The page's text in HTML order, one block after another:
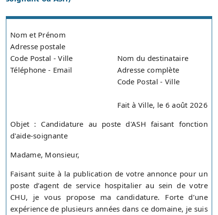
Nom et Prénom
Adresse postale
Code Postal - Ville
Téléphone - Email
Nom du destinataire
Adresse complète
Code Postal - Ville
Fait à Ville, le 6 août 2026
Objet : Candidature au poste d'ASH faisant fonction
d'aide-soignante
Madame, Monsieur,
Faisant suite à la publication de votre annonce pour un
poste d’agent de service hospitalier au sein de votre
CHU, je vous propose ma candidature. Forte d’une
expérience de plusieurs années dans ce domaine, je suis